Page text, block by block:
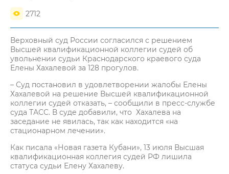
2712
Верховный суд России согласился с решением
Высшей квалификационной коллегии судей об
увольнении судьи Краснодарского краевого суда
Елены Хахалевой за 128 прогулов.
– Суд постановил в удовлетворении жалобы Елены
Хахалевой на решение Высшей квалификационной
коллегии судей отказать, – сообщили в пресс-службе
суда ТАСС. В суде добавили, что Хахалева на
заседание не явилась, так как находится «на
стационарном лечении».
Как писала «Новая газета Кубани», 13 июля Высшая
квалификационная коллегия судей РФ лишила
статуса судьи Елену Хахалеву.